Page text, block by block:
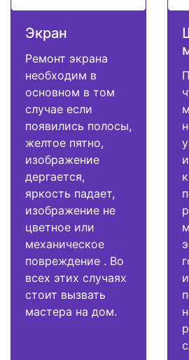
Экран
Ремонт экрана
необходим в
основном в том
случае если
появились полосы,
желтое пятно,
изображение
дергается,
яркость падает,
изображение не
цветное или
механическое
повреждение . Во
всех этих случаях
стоит вызвать
мастера на дом.